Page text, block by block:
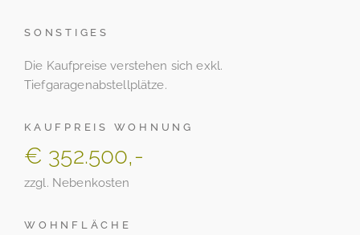
SONSTIGES
Die Kaufpreise verstehen sich exkl.
Tiefgaragenabstellplätze.
KAUFPREIS WOHNUNG
€ 352.500,-
zzgl. Nebenkosten
WOHNFLÄCHE